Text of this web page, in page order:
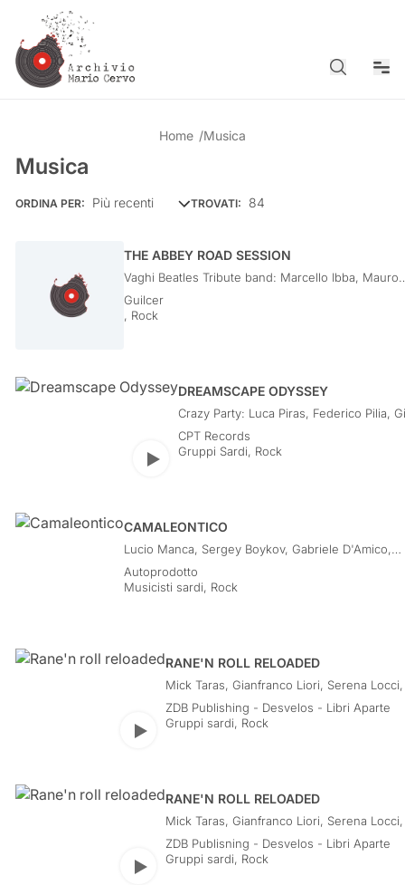
Cerca
Home /Musica
Musica
ORDINA PER: TROVATI: 84
THE ABBEY ROAD SESSION
Vaghi Beatles Tribute band: Marcello Ibba, Mauro
Vacca, Gabriele Grecu, Giacomo Dessì
Guilcer
, Rock
Play
DREAMSCAPE ODYSSEY
Crazy Party: Luca Piras, Federico Pilia,
Marras, Alessandro Ledda, Sara Pintus
CPT Records
Gruppi Sardi, Rock
CAMALEONTICO
Lucio Manca, Sergey Boykov, Gabriele D'Amico,
Eros Melis
Autoprodotto
Musicisti sardi, Rock
Play
RANE'N ROLL RELOADED
Mick Taras, Gianfranco Liori, Serena
Maroccolo, Antonio Aiazzi, Andrea
Fresu, Iosonouncane, Giovanni Ferrario,
Race, Giorgio Canali, Theo Teardo,
Gentile, Marco Mancini, Gianfranco Liori,
Piga, Valentino Murru, Giuseppe Pionca
ZDB Publishing - Desvelos - Libri Aparte
Gruppi sardi, Rock
Play
RANE'N ROLL RELOADED
Mick Taras, Gianfranco Liori, Serena
Maroccolo, Antonio Aiazzi, Andrea
Fresu, Iosonouncane, Giovanni Ferrario,
Race, Giorgio Canali, Theo Teardo,
ZDB Publisning - Desvelos - Libri Aparte
Gruppi sardi, Rock